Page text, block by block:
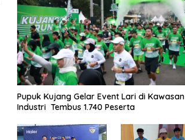
Pupuk Kujang Gelar Event Lari di Kawasan
Industri Tembus 1.740 Peserta